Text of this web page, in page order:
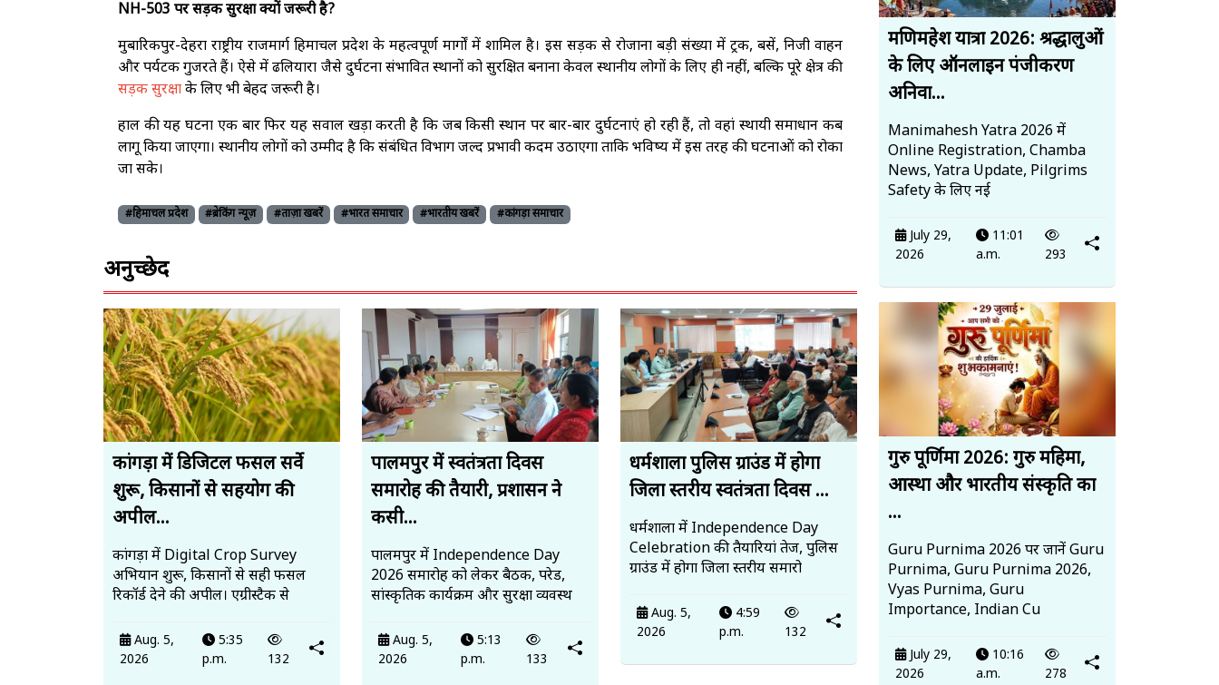
NH-503 पर सड़क सुरक्षा क्यों जरूरी है?
मुबारिकपुर-देहरा राष्ट्रीय राजमार्ग हिमाचल प्रदेश के महत्वपूर्ण मार्गों में शामिल है। इस सड़क से रोजाना बड़ी संख्या में ट्रक, बसें, निजी वाहन
और पर्यटक गुजरते हैं। ऐसे में ढलियारा जैसे दुर्घटना संभावित स्थानों को सुरक्षित बनाना केवल स्थानीय लोगों के लिए ही नहीं, बल्कि पूरे क्षेत्र की
सड़क सुरक्षाके लिए भी बेहद जरूरी है।
हाल की यह घटना एक बार फिर यह सवाल खड़ा करती है कि जब किसी स्थान पर बार-बार दुर्घटनाएं हो रही हैं, तो वहां स्थायी समाधान कब
लागू किया जाएगा। स्थानीय लोगों को उम्मीद है कि संबंधित विभाग जल्द प्रभावी कदम उठाएगा ताकि भविष्य में इस तरह की घटनाओं को रोका
जा सके।
#हिमाचल प्रदेश #ब्रेकिंग न्यूज़ #ताज़ा खबरें #भारत समाचार #भारतीय खबरें #कांगड़ा समाचार
अनुच्छेद
कांगड़ा में डिजिटल फसल सर्वे
शुरू, किसानों से सहयोग की
अपील...
कांगड़ा में Digital Crop Survey
अभियान शुरू, किसानों से सही फसल
रिकॉर्ड देने की अपील। एग्रीस्टैक से
Aug. 5,
2026
5:35
p.m.
132
पालमपुर में स्वतंत्रता दिवस
समारोह की तैयारी, प्रशासन ने
कसी...
पालमपुर में Independence Day
2026 समारोह को लेकर बैठक, परेड,
सांस्कृतिक कार्यक्रम और सुरक्षा व्यवस्थ
Aug. 5,
2026
5:13
p.m.
133
धर्मशाला पुलिस ग्राउंड में होगा
जिला स्तरीय स्वतंत्रता दिवस ...
धर्मशाला में Independence Day
Celebration की तैयारियां तेज, पुलिस
ग्राउंड में होगा जिला स्तरीय समारो
Aug. 5,
2026
4:59
p.m.
132
मणिमहेश यात्रा 2026: श्रद्धालुओं
के लिए ऑनलाइन पंजीकरण
अनिवा...
Manimahesh Yatra 2026 में
Online Registration, Chamba
News, Yatra Update, Pilgrims
Safety के लिए नई
July 29,
2026
11:01
a.m.
293
गुरु पूर्णिमा 2026: गुरु महिमा,
आस्था और भारतीय संस्कृति का
...
Guru Purnima 2026 पर जानें Guru
Purnima, Guru Purnima 2026,
Vyas Purnima, Guru
Importance, Indian Cu
July 29,
2026
10:16
a.m.
278